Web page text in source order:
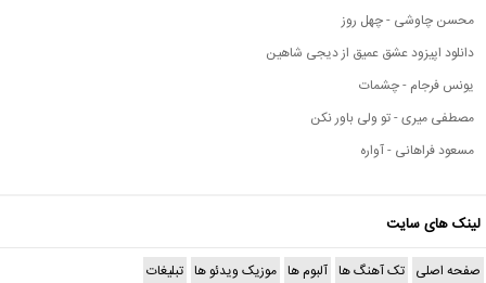
محسن چاوشی - چهل روز
دانلود اپیزود عشق عمیق از دیجی شاهین
یونس فرجام - چشمات
مصطفی میری - تو ولی باور نکن
مسعود فراهانی - آواره
لینک های سایت
صفحه اصلی تک آهنگ ها آلبوم ها موزیک ویدئو ها تبلیغات